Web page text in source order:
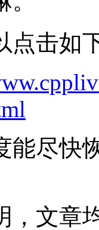
点击如
能尽快
，文章